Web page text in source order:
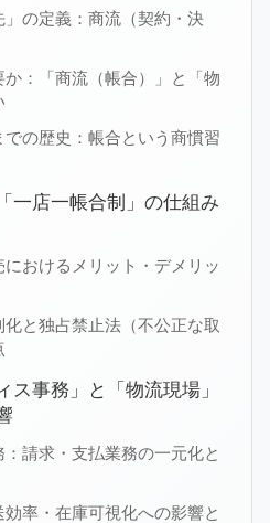
」の定義：商流（契約・決
：「商流（帳合）」と「物
の歴史：帳合という商慣習
一店一帳合制」の仕組み
におけるメリット・デメリッ
化と独占禁止法（不公正な取
ス事務」と「物流現場」
請求・支払業務の一元化と
率・在庫可視化への影響と